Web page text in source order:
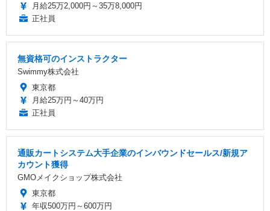
月給25万2,000円～35万8,000円
正社員
無資格可のインストラクター
Swimmy株式会社
東京都
月給25万円～40万円
正社員
通販カートシステム大手企業のインバウンドセールス/新規ア
カウント獲得
GMOメイクショップ株式会社
東京都
年収500万円～600万円